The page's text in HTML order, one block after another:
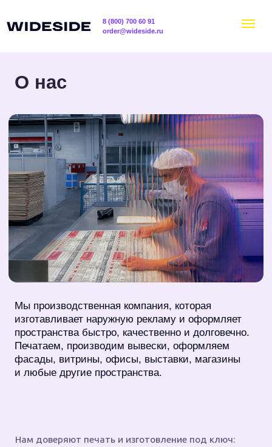
order@wideside.ru
Мы производственная компания, которая
изготавливает наружную рекламу и оформляет
пространства быстро, качественно и долговечно.
Печатаем, производим вывески, оформляем
фасады, витрины, офисы, выставки, магазины
и любые другие пространства.
Нам доверяют печать и изготовление под ключ:
от замеров и дизайна до монтажа. Мы берём на себя
все заботы, потому что время и нервы — это то, что
хочется сохранить с нашими темпами жизни. С нами
легко — потому что мы слушаем, советуем и делаем
так, как удобно клиенту.